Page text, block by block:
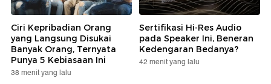
Ciri Kepribadian Orang
yang Langsung Disukai
Banyak Orang, Ternyata
Punya 5 Kebiasaan Ini
38 menit yang lalu
Sertifikasi Hi-Res Audio
pada Speaker Ini, Beneran
Kedengaran Bedanya?
42 menit yang lalu